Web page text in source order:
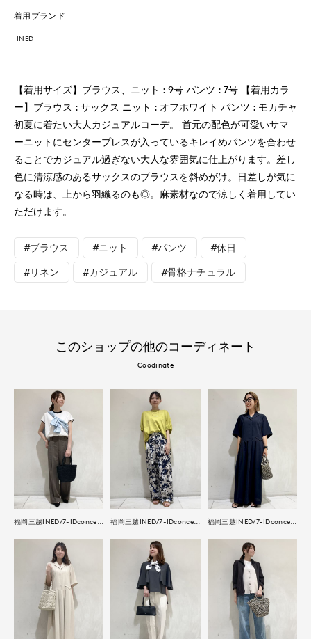
着用ブランド
INED
【着用サイズ】ブラウス、ニット : 9号 パンツ : 7号 【着用カラ
ー】ブラウス : サックス ニット : オフホワイト パンツ : モカチャ
初夏に着たい大人カジュアルコーデ。 首元の配色が可愛いサマ
ーニットにセンタープレスが入っているキレイめパンツを合わせ
ることでカジュアル過ぎない大人な雰囲気に仕上がります。差し
色に清涼感のあるサックスのブラウスを斜めがけ。日差しが気に
なる時は、上から羽織るのも◎。麻素材なので涼しく着用してい
ただけます。
#ブラウス #ニット #パンツ #休日
#リネン #カジュアル #骨格ナチュラル
このショップの他のコーディネート
Coodinate